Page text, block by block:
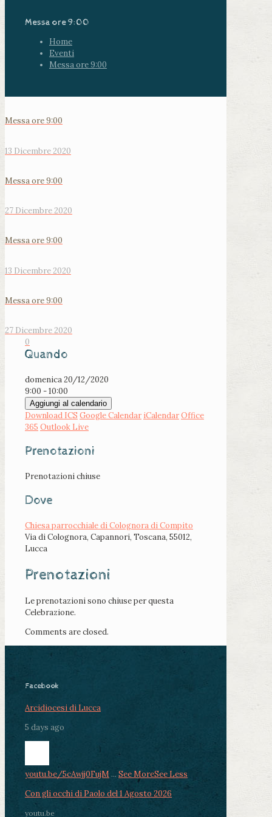
Messa ore 9:00
Home
Eventi
Messa ore 9:00
Messa ore 9:00
13 Dicembre 2020
Messa ore 9:00
27 Dicembre 2020
Messa ore 9:00
13 Dicembre 2020
Messa ore 9:00
27 Dicembre 2020
0
Quando
domenica 20/12/2020
9:00 - 10:00
Aggiungi al calendario
Download ICS Google Calendar iCalendarOffice
365 Outlook Live
Prenotazioni
Prenotazioni chiuse
Dove
Chiesa parrocchiale di Colognora di Compito
Via di Colognora, Capannori, Toscana, 55012,
Lucca
Prenotazioni
Le prenotazioni sono chiuse per questa
Celebrazione.
Comments are closed.
Facebook
Arcidiocesi di Lucca
5 days ago
youtu.be/5cAwjj0FujM ... See MoreSee Less
Con gli occhi di Paolo del 1 Agosto 2026
youtu.be